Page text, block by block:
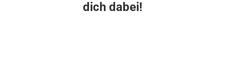
dich dabei!